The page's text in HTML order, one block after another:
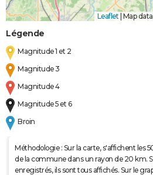
Leaflet | Map
Légende
Magnitude 1 et 2
Magnitude 3
Magnitude 4
Magnitude 5 et 6
Broin
Méthodologie : Sur la carte, s'affichent les
de la commune dans un rayon de 20 km.
enregistrés, ils sont tous affichés. Sur le